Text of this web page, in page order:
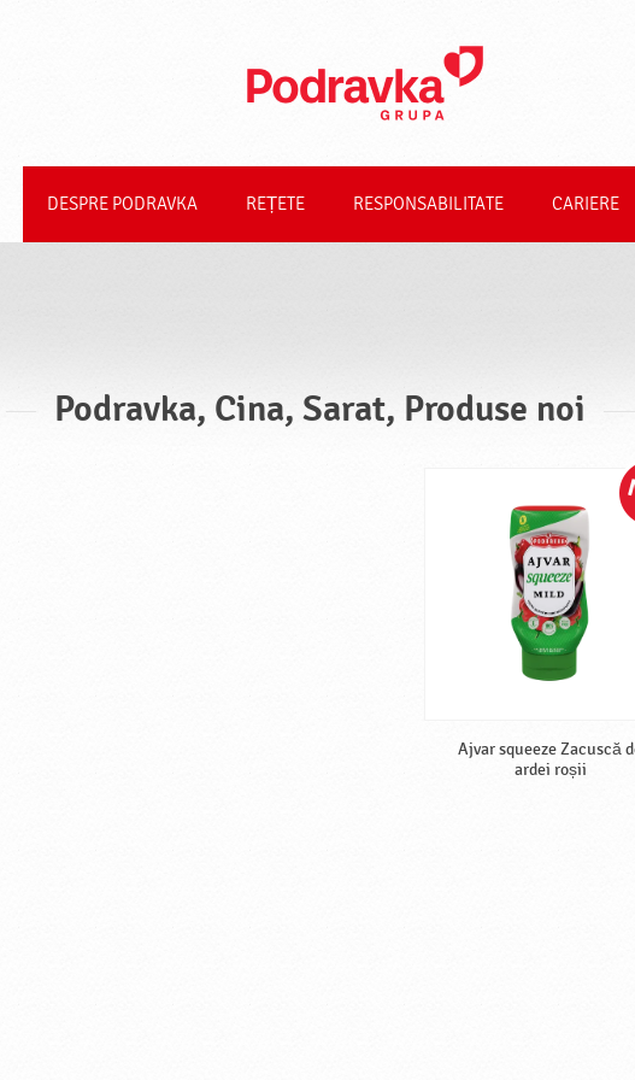
DESPRE PODRAVKA REȚETE RESPONSABILITATE CARIERE
Podravka, Cina, Sarat, Produse noi
Ajvar squeeze Zacuscă
ardei roșii